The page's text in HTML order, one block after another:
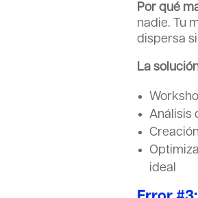
Por qué
nadie. Tu
dispersa
La
Análisis
ideal